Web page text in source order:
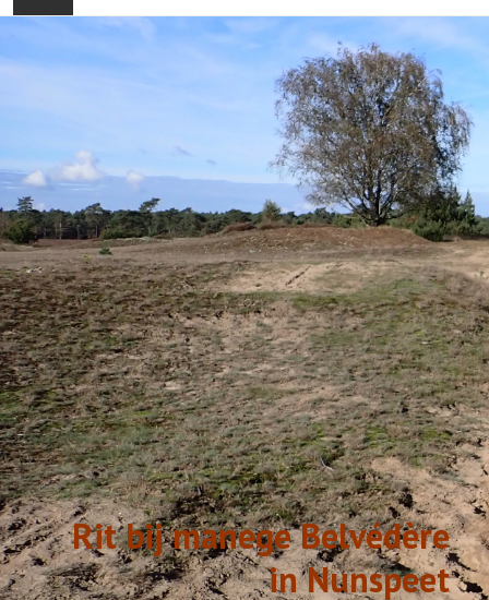
VERENIGING
STALPRAET
GESCHIEDENIS
LINKS
Rit bij manege Belvédère
in Nunspeet